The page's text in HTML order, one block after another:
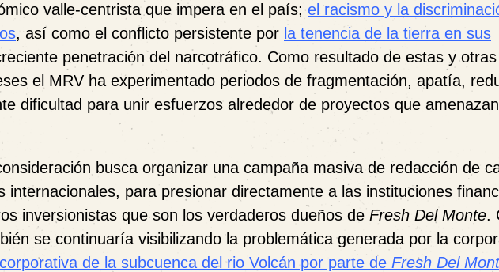
valle-centrista que impera en el país;el racismo y la
, así como el conflicto persistente por la tenencia de la tierra en sus
penetración del narcotráfico. Como resultado de estas y otras
el MRV ha experimentado periodos de fragmentación, apatía,
dificultad para unir esfuerzos alrededor de proyectos que amenazan
busca organizar una campaña masiva de redacción de
internacionales, para presionar directamente a las instituciones
inversionistas que son los verdaderos dueños de Fresh Del Monte.
se continuaría visibilizando la problemática generada por la
de la subcuenca del rio Volcán por parte de Fresh Del